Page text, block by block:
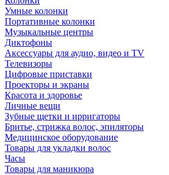
Умные колонки
Портативные колонки
Музыкальные центры
Диктофоны
Аксессуары для аудио, видео и TV
Телевизоры
Цифровые приставки
Проекторы и экраны
Красота и здоровье
Личные вещи
Зубные щетки и ирригаторы
Бритье, стрижка волос, эпиляторы
Медицинское оборудование
Товары для укладки волос
Часы
Товары для маникюра